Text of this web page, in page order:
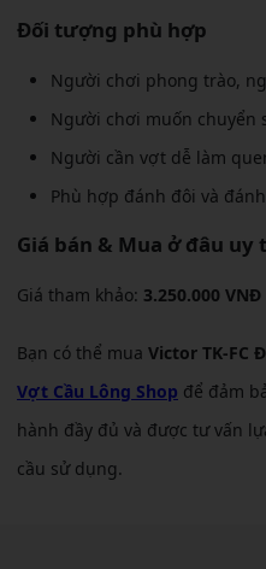
Đối tượng phù hợp
Người chơi phong trào,
Người chơi muốn chuyển
Người cần vợt dễ làm
Phù hợp đánh đôi và
Giá bán & Mua ở đâu uy
Giá tham khảo: 3.250.000 VNĐ
Bạn có thể mua Victor TK-FC
Vợt Cầu Lông Shop để đảm
hành đầy đủ và được tư vấn
cầu sử dụng.